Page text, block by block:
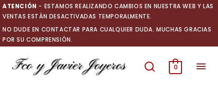
Ir
al
contenido
ATENCIÓN - ESTAMOS REALIZANDO CAMBIOS EN NUESTRA WEB Y LAS
VENTAS ESTÁN DESACTIVADAS TEMPORALMENTE.
NO DUDE EN CONTACTAR PARA CUALQUIER DUDA. MUCHAS GRACIAS
POR SU COMPRENSIÓN.
0